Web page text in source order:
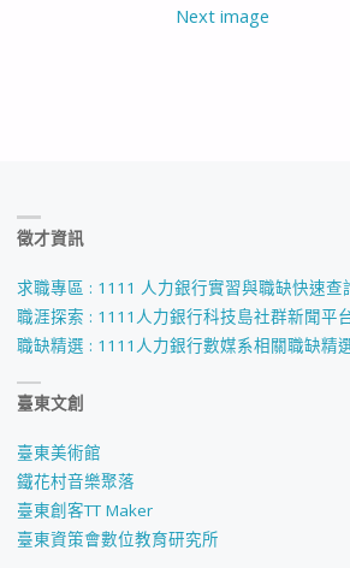
Next image
徵才資訊
求職專區 : 1111 人力銀行實習與職缺快速查
職涯探索 : 1111人力銀行科技島社群新聞平
職缺精選 : 1111人力銀行數媒系相關職缺精
臺東文創
臺東美術館
鐵花村音樂聚落
臺東創客TT Maker
臺東資策會數位教育研究所